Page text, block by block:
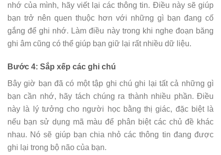
nhớ của mình, hãy viết lại các thông tin. Điều này sẽ giúp
bạn trở nên quen thuộc hơn với những gì bạn đang cố
gắng để ghi nhớ. Làm điều này trong khi nghe đoạn băng
ghi âm cũng có thể giúp bạn giữ lại rất nhiều dữ liệu.
Bước 4: Sắp xếp các ghi chú
Bây giờ bạn đã có một tập ghi chú ghi lại tất cả những gì
bạn cần nhớ, hãy tách chúng ra thành nhiều phần. Điều
này là lý tưởng cho người học bằng thị giác, đặc biệt là
nếu bạn sử dụng mã màu để phân biệt các chủ đề khác
nhau. Nó sẽ giúp bạn chia nhỏ các thông tin đang được
ghi lại trong bộ não của bạn.